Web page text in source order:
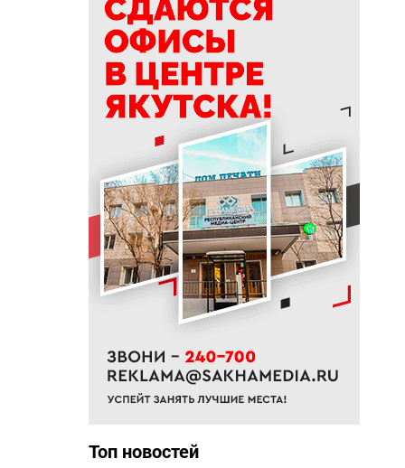
машиниста крана Владимира
Замы
09:56
Отключения света, воды и газа
пройдут в Якутске 7 августа
Штукатур-маляр Галина
Соловьева: когда отделка
становится искусством
09:24
«Строить там, где другие не
решаются»: 30 лет работы
компании «Кинг-95» в Якутии
09:11
В Нерюнгри мужчину убили
ножом в собственной
квартире
создать кластер по огранке
алмазов в Якутии и
Смоленской области
пять микрорайонов с
Топ новостей